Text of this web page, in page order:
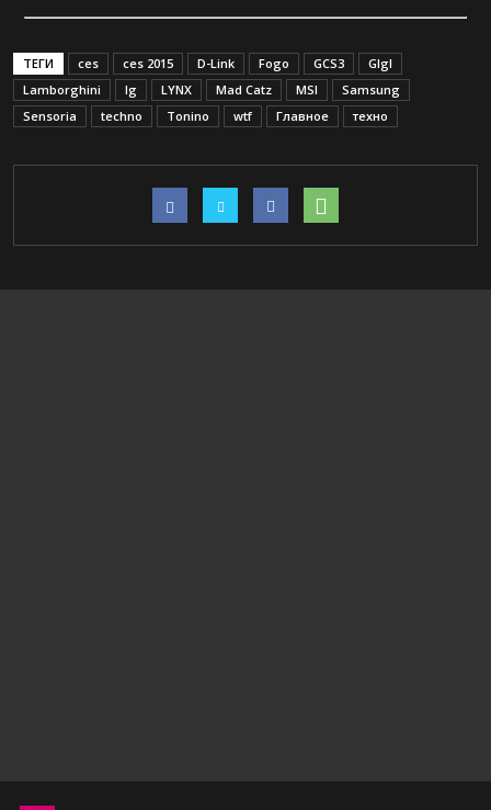
ТЕГИ ces ces 2015 D-Link Fogo GCS3
Glgl
Lamborghini
lg LYNX Mad Catz MSI
Samsung
Sensoria
techno Tonino wtf Главное техно